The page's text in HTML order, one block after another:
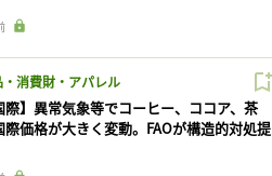
・消費財・アパレル
際】異常気象等でコーヒー、ココア、茶
際価格が大きく変動。FAOが構造的対処提